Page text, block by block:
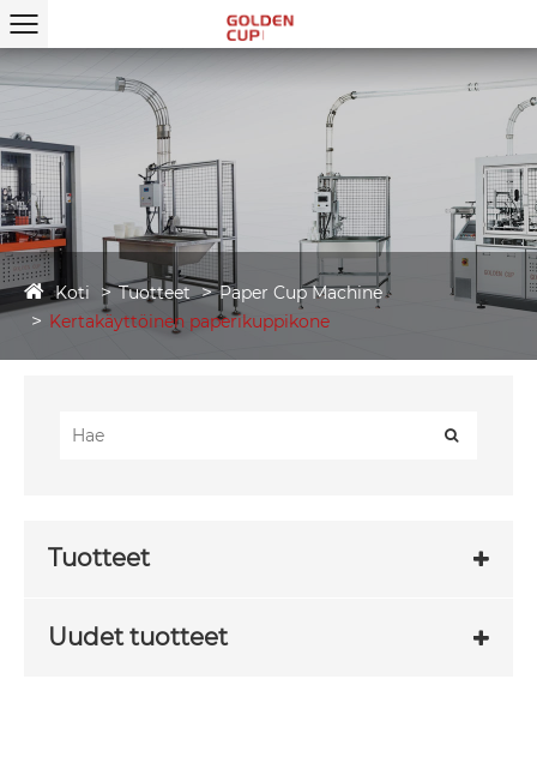
Koti Tuotteet
Paper Cup Machine
Kertakäyttöinen paperikuppikone
Tuotteet
Uudet tuotteet